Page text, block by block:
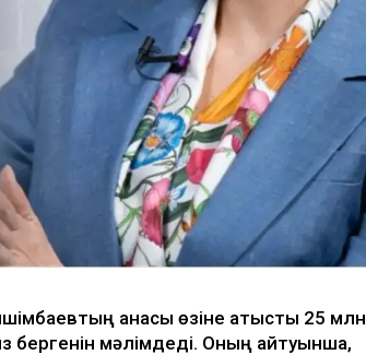
анасы өзіне қатысты 25 млн
бергенін мәлімдеді. Оның айтуынша,